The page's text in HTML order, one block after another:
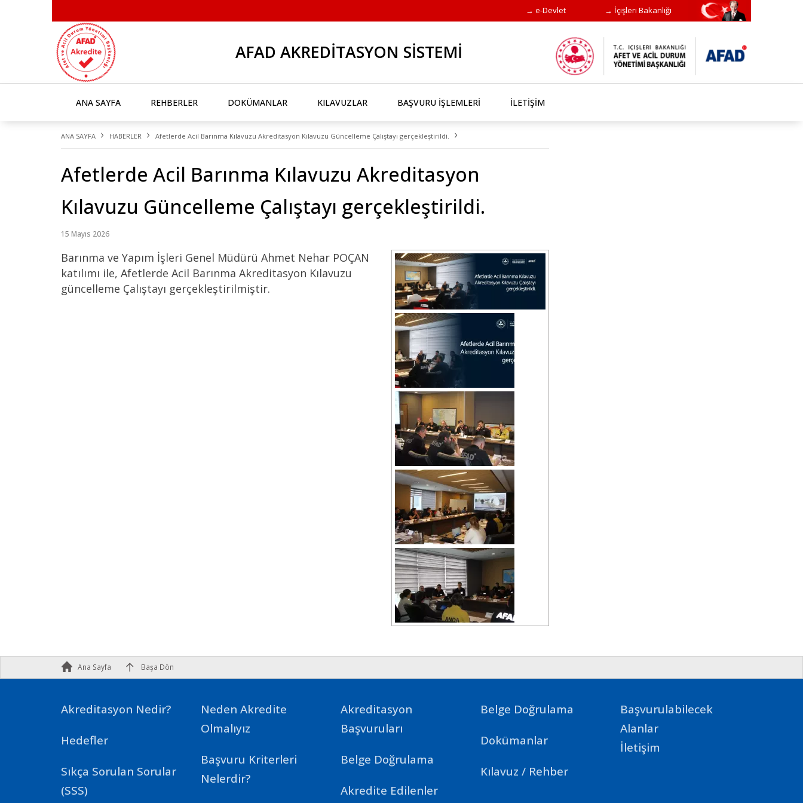
→ e-Devlet → İçişleri Bakanlığı
AFAD AKREDİTASYON SİSTEMİ
ANA SAYFA REHBERLER DOKÜMANLAR KILAVUZLAR BAŞVURU İŞLEMLERİ İLETİŞİM
ANA SAYFA › HABERLER › Afetlerde Acil Barınma Kılavuzu Akreditasyon Kılavuzu Güncelleme Çalıştayı gerçekleştirildi. ›
Afetlerde Acil Barınma Kılavuzu Akreditasyon
Kılavuzu Güncelleme Çalıştayı gerçekleştirildi.
15 Mayıs 2026
Barınma ve Yapım İşleri Genel Müdürü Ahmet Nehar POÇAN
katılımı ile, Afetlerde Acil Barınma Akreditasyon Kılavuzu
güncelleme Çalıştayı gerçekleştirilmiştir.
Ana Sayfa Başa Dön
Akreditasyon Nedir?
Hedefler
Sıkça Sorulan Sorular
(SSS)
Neden Akredite
Olmalıyız
Başvuru Kriterleri
Nelerdir?
Akreditasyon
Başvuruları
Belge Doğrulama
Akredite Edilenler
Belge Doğrulama
Dokümanlar
Kılavuz / Rehber
Başvurulabilecek
Alanlar
İletişim